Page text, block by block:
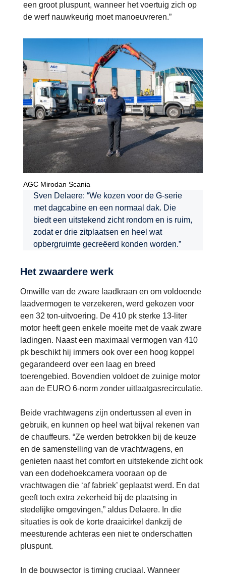
een groot pluspunt, wanneer het voertuig zich op
de werf nauwkeurig moet manoeuvreren.”
AGC Mirodan Scania
Sven Delaere: “We kozen voor de G-serie
met dagcabine en een normaal dak. Die
biedt een uitstekend zicht rondom en is ruim,
zodat er drie zitplaatsen en heel wat
opbergruimte gecreëerd konden worden.”
Het zwaardere werk
Omwille van de zware laadkraan en om voldoende
laadvermogen te verzekeren, werd gekozen voor
een 32 ton-uitvoering. De 410 pk sterke 13-liter
motor heeft geen enkele moeite met de vaak zware
ladingen. Naast een maximaal vermogen van 410
pk beschikt hij immers ook over een hoog koppel
gegarandeerd over een laag en breed
toerengebied. Bovendien voldoet de zuinige motor
aan de EURO 6-norm zonder uitlaatgasrecirculatie.
Beide vrachtwagens zijn ondertussen al even in
gebruik, en kunnen op heel wat bijval rekenen van
de chauffeurs. “Ze werden betrokken bij de keuze
en de samenstelling van de vrachtwagens, en
genieten naast het comfort en uitstekende zicht ook
van een dodehoekcamera vooraan op de
vrachtwagen die ‘af fabriek’ geplaatst werd. En dat
geeft toch extra zekerheid bij de plaatsing in
stedelijke omgevingen,” aldus Delaere. In die
situaties is ook de korte draaicirkel dankzij de
meesturende achteras een niet te onderschatten
pluspunt.
In de bouwsector is timing cruciaal. Wanneer